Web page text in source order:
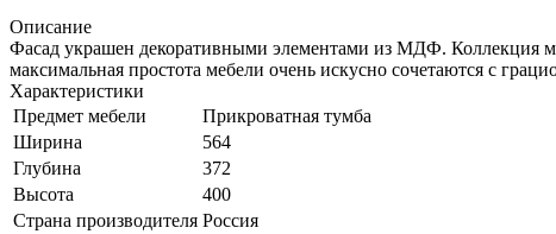
Описание
Фасад украшен декоративными элементами из МДФ. Коллекция
максимальная простота мебели очень искусно сочетаются с
Характеристики
Предмет мебели
Прикроватная тумба
Ширина
564
Глубина
372
Высота
400
Страна производителя Россия